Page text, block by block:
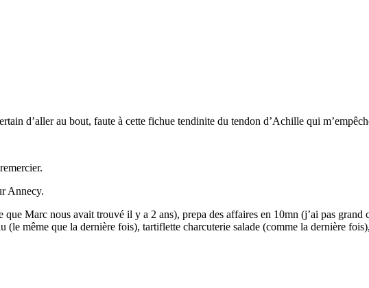
d’aller au bout, faute à cette fichue tendinite du tendon d’Achille qui
Annecy.
que Marc nous avait trouvé il y a 2 ans), prepa des affaires en 10mn (j’ai pas
même que la dernière fois), tartiflette charcuterie salade (comme la dernière